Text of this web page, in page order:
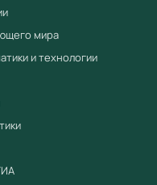
мира
и технологии